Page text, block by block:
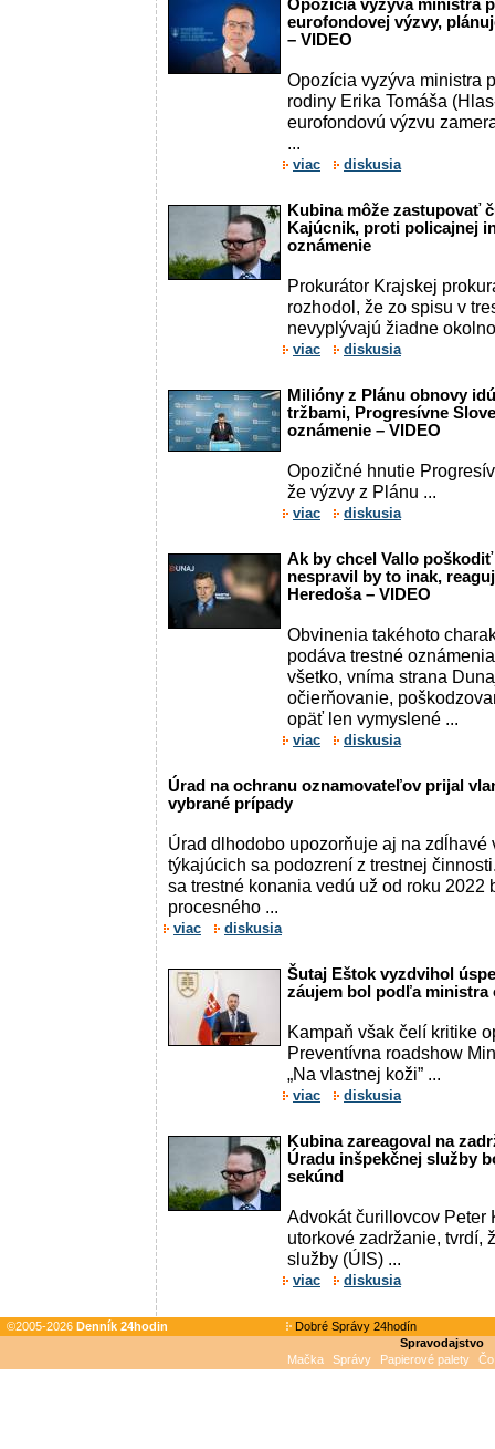
Opozícia vyzýva ministra
eurofondovej výzvy,
– VIDEO
Opozícia vyzýva ministra
rodiny Erika Tomáša
eurofondovú výzvu
...
viac diskusia
Kubina môže zastupovať
Kajúcnik, proti policajnej
oznámenie
Prokurátor Krajskej
rozhodol, že zo spisu v
nevyplývajú žiadne
viac diskusia
Milióny z Plánu obnovy
tržbami, Progresívne
oznámenie – VIDEO
Opozičné hnutie
že výzvy z Plánu ...
viac diskusia
Ak by chcel Vallo
nespravil by to inak,
Heredoša – VIDEO
Obvinenia takéhoto
podáva trestné
všetko, vníma strana
očierňovanie,
opäť len vymyslené ...
viac diskusia
Úrad na ochranu oznamovateľov prijal
vybrané prípady
Úrad dlhodobo upozorňuje aj na zdĺhavé
týkajúcich sa podozrení z trestnej
sa trestné konania vedú už od roku 2022
procesného ...
viac diskusia
Šutaj Eštok vyzdvihol
záujem bol podľa ministra
Kampaň však čelí kritike
Preventívna roadshow
„Na vlastnej koži” ...
viac diskusia
Kubina zareagoval na
Úradu inšpekčnej služby
sekúnd
Advokát čurillovcov Peter
utorkové zadržanie, tvrdí,
služby (ÚIS) ...
viac diskusia
©2005-2026 Denník 24hodin
Dobré Správy 24hodín
Spravodajstvo
Mačka
Správy Papierové palety